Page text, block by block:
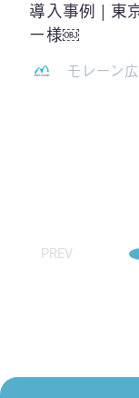
導入事例 | 東
ー様￼
モレーン
PREV